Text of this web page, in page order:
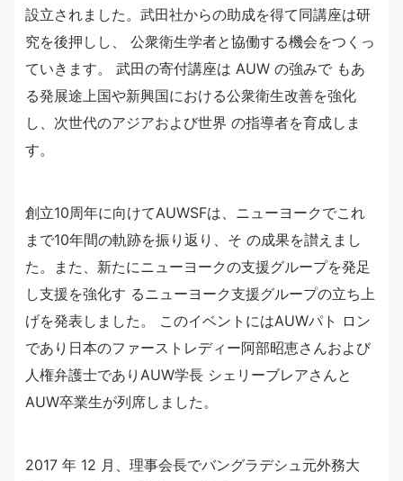
設立されました。武田社からの助成を得て同講座は研
究を後押しし、 公衆衛生学者と協働する機会をつくっ
ていきます。 武田の寄付講座は AUW の強みで もあ
る発展途上国や新興国における公衆衛生改善を強化
し、次世代のアジアおよび世界 の指導者を育成しま
す。
創立10周年に向けてAUWSFは、ニューヨークでこれ
まで10年間の軌跡を振り返り、そ の成果を讃えまし
た。また、新たにニューヨークの支援グループを発足
し支援を強化す るニューヨーク支援グループの立ち上
げを発表しました。 このイベントにはAUWパト ロン
であり日本のファーストレディー阿部昭恵さんおよび
人権弁護士でありAUW学長 シェリーブレアさんと
AUW卒業生が列席しました。
2017 年 12 月、理事会長でバングラデシュ元外務大